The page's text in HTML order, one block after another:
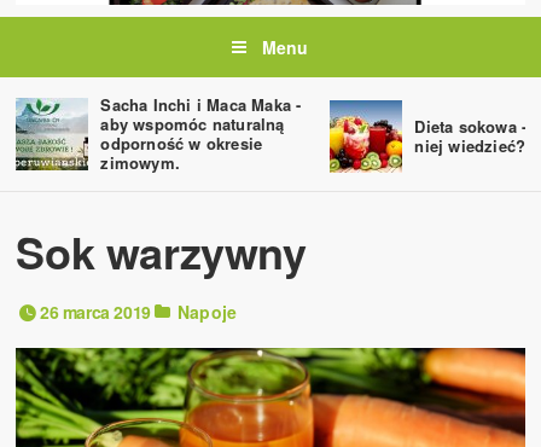
Menu
Sacha Inchi i Maca Maka -
aby wspomóc naturalną
odporność w okresie
zimowym.
Dieta sokowa -
niej wiedzieć?
Sok warzywny
26 marca 2019 Napoje